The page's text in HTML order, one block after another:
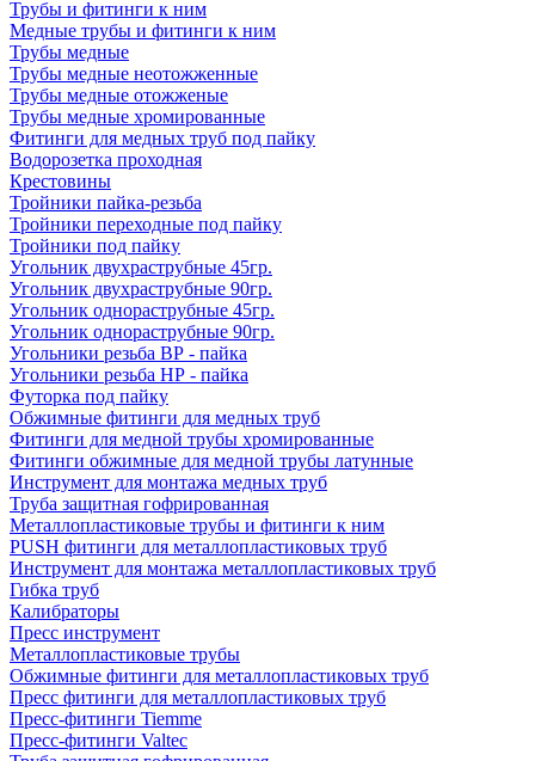
Трубы и фитинги к ним
Медные трубы и фитинги к ним
Трубы медные
Трубы медные неотожженные
Трубы медные отожженые
Трубы медные хромированные
Фитинги для медных труб под пайку
Водорозетка проходная
Крестовины
Тройники пайка-резьба
Тройники переходные под пайку
Тройники под пайку
Угольник двухраструбные 45гр.
Угольник двухраструбные 90гр.
Угольник однораструбные 45гр.
Угольник однораструбные 90гр.
Угольники резьба ВР - пайка
Угольники резьба НР - пайка
Футорка под пайку
Обжимные фитинги для медных труб
Фитинги для медной трубы хромированные
Фитинги обжимные для медной трубы латунные
Инструмент для монтажа медных труб
Труба защитная гофрированная
Металлопластиковые трубы и фитинги к ним
PUSH фитинги для металлопластиковых труб
Инструмент для монтажа металлопластиковых труб
Гибка труб
Калибраторы
Пресс инструмент
Металлопластиковые трубы
Обжимные фитинги для металлопластиковых труб
Пресс фитинги для металлопластиковых труб
Пресс-фитинги Tiemme
Пресс-фитинги Valtec